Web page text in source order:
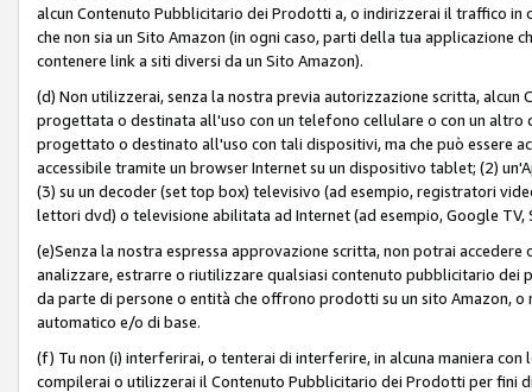
alcun Contenuto Pubblicitario dei Prodotti a, o indirizzerai il traffico in
che non sia un Sito Amazon (in ogni caso, parti della tua
contenere link a siti diversi da un Sito Amazon).
(d) Non utilizzerai, senza la nostra previa autorizzazione scritta,
progettata o destinata all'uso con un telefono cellulare o con un
progettato o destinato all'uso con tali dispositivi, ma che può essere
accessibile tramite un browser Internet su un dispositivo tablet; (2)
(3) su un decoder (set top box) televisivo (ad esempio, registratori
lettori dvd) o televisione abilitata ad Internet (ad esempio, Google TV,
(e)Senza la nostra espressa approvazione scritta, non potrai
analizzare, estrarre o riutilizzare qualsiasi contenuto pubblicitario
da parte di persone o entità che offrono prodotti su un sito Amazon,
automatico e/o di base.
(f) Tu non (i) interferirai, o tenterai di interferire, in alcuna maniera
compilerai o utilizzerai il Contenuto Pubblicitario dei Prodotti per